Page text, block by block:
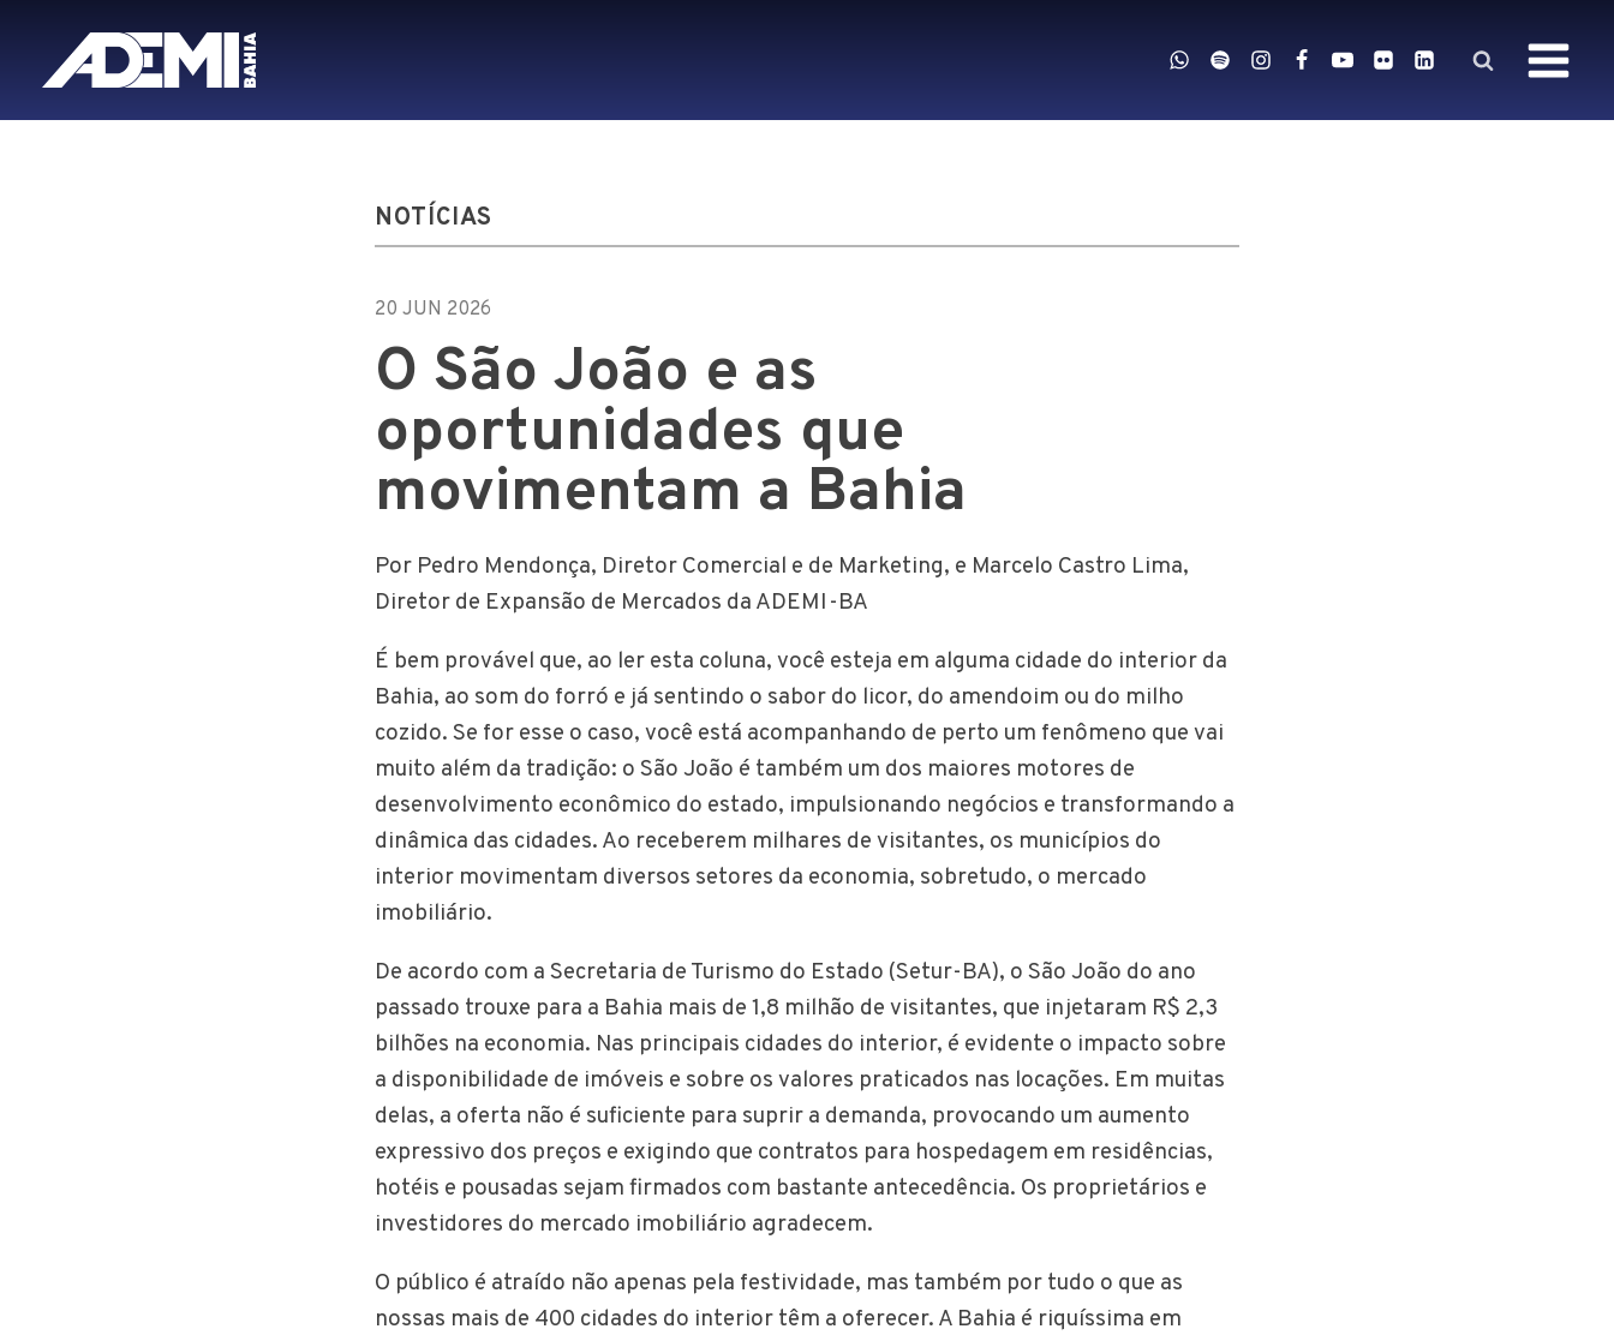
NOTÍCIAS
20 JUN 2026
O São João e as
oportunidades que
movimentam a Bahia
Por Pedro Mendonça, Diretor Comercial e de Marketing, e Marcelo Castro Lima,
Diretor de Expansão de Mercados da ADEMI-BA
É bem provável que, ao ler esta coluna, você esteja em alguma cidade do interior da
Bahia, ao som do forró e já sentindo o sabor do licor, do amendoim ou do milho
cozido. Se for esse o caso, você está acompanhando de perto um fenômeno que vai
muito além da tradição: o São João é também um dos maiores motores de
desenvolvimento econômico do estado, impulsionando negócios e transformando a
dinâmica das cidades. Ao receberem milhares de visitantes, os municípios do
interior movimentam diversos setores da economia, sobretudo, o mercado
imobiliário.
De acordo com a Secretaria de Turismo do Estado (Setur-BA), o São João do ano
passado trouxe para a Bahia mais de 1,8 milhão de visitantes, que injetaram R$ 2,3
bilhões na economia. Nas principais cidades do interior, é evidente o impacto sobre
a disponibilidade de imóveis e sobre os valores praticados nas locações. Em muitas
delas, a oferta não é suficiente para suprir a demanda, provocando um aumento
expressivo dos preços e exigindo que contratos para hospedagem em residências,
hotéis e pousadas sejam firmados com bastante antecedência. Os proprietários e
investidores do mercado imobiliário agradecem.
O público é atraído não apenas pela festividade, mas também por tudo o que as
nossas mais de 400 cidades do interior têm a oferecer. A Bahia é riquíssima em